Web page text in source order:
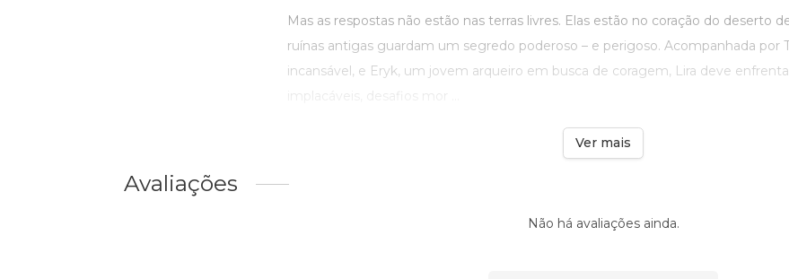
Mas as respostas não estão nas terras livres. Elas estão no coração do deserto
ruínas antigas guardam um segredo poderoso – e perigoso. Acompanhada por
incansável, e Eryk, um jovem arqueiro em busca de coragem, Lira deve
Ver mais
Avaliações
Não há avaliações ainda.